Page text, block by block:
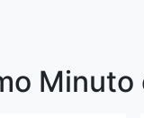
Minuto